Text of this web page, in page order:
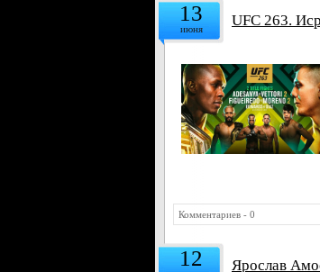
13
июня UFC 263.
Комментариев - 0
12 Ярослав